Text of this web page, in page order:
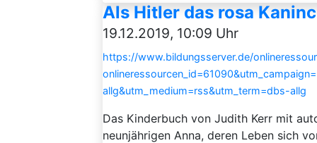
Als Hitler das rosa
19.12.2019, 10:09 Uhr
https://www.bildungsserver.de/
allg&utm_medium=rss&utm_term=dbs-allg
Das Kinderbuch von Judith Kerr mit
neunjährigen Anna, deren Leben sich